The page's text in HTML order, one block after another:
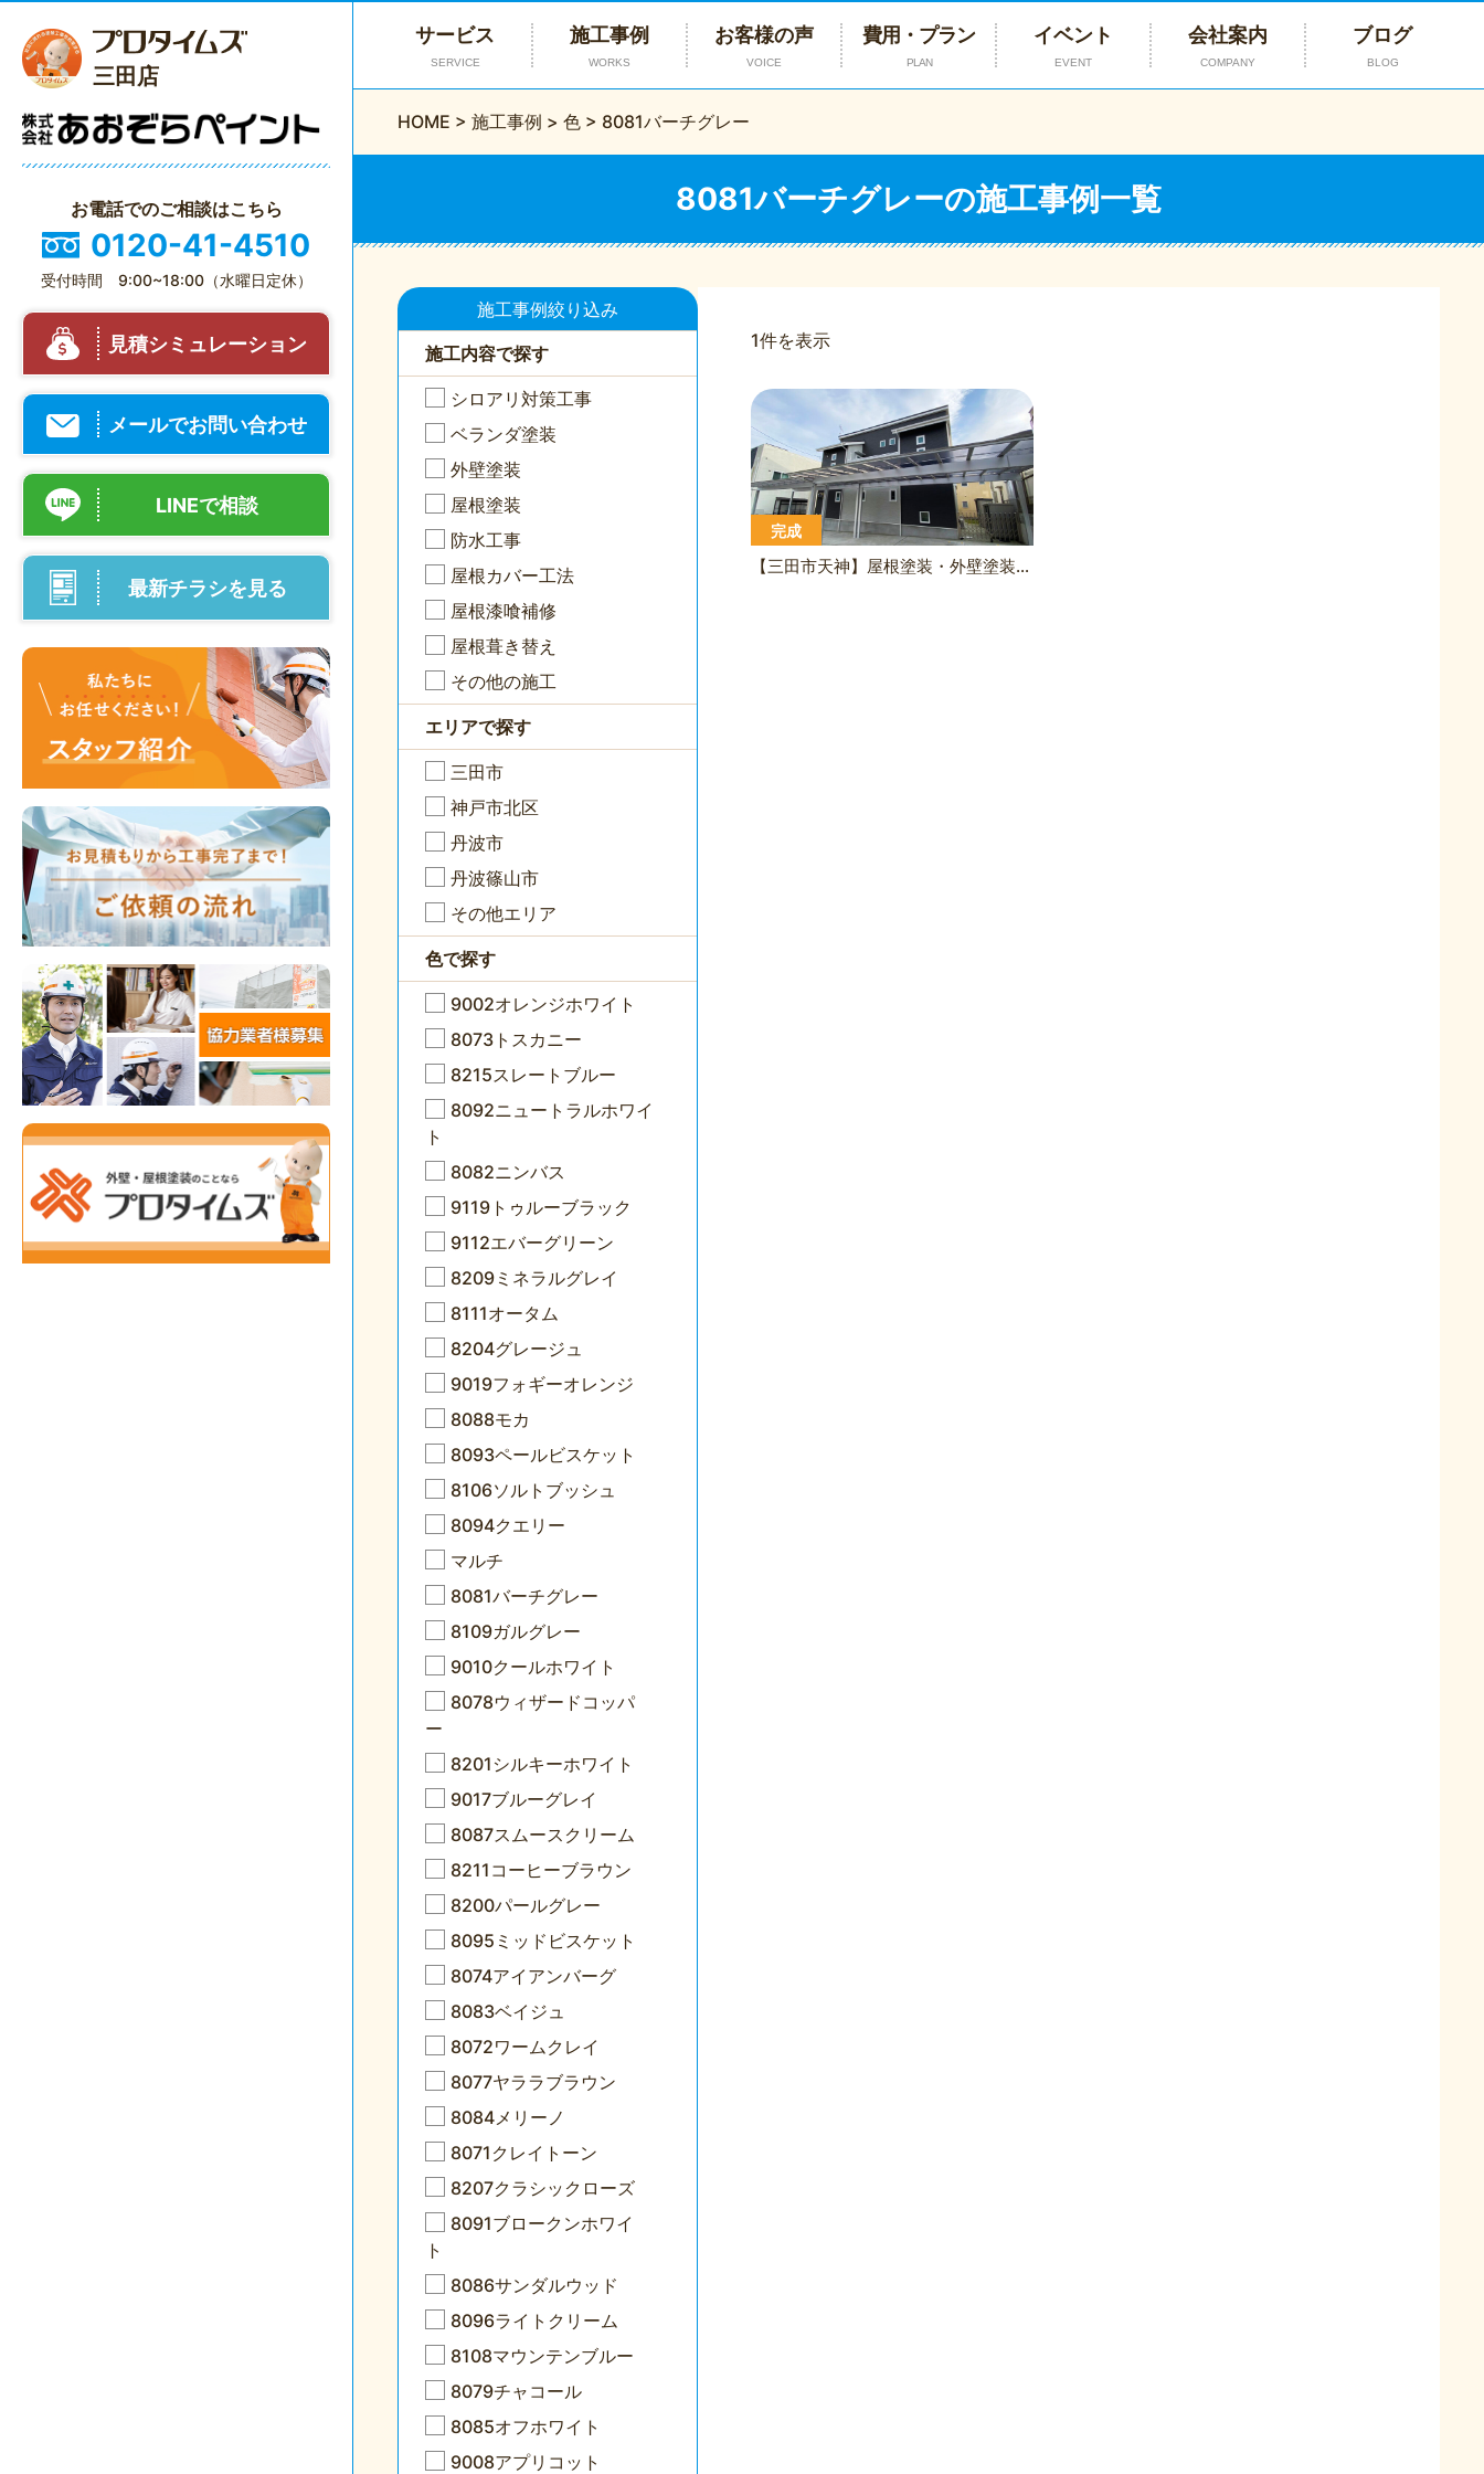
三田店
お電話でのご相談はこちら
0120-41-4510
受付時間 9:00~18:00（水曜日定休）
見積シミュレーション
メールでお問い合わせ
LINEで相談
最新チラシを見る
サービス
SERVICE
施工事例
WORKS
お客様の声
VOICE
費用・プラン
PLAN
イベント
EVENT
会社案内
COMPANY
ブログ
BLOG
HOME > 施工事例 > 色 > 8081バーチグレー
8081バーチグレーの施工事例一覧
施工事例絞り込み
施工内容で探す
シロアリ対策工事
ベランダ塗装
外壁塗装
屋根塗装
防水工事
屋根カバー工法
屋根漆喰補修
屋根葺き替え
その他の施工
エリアで探す
三田市
神戸市北区
丹波市
丹波篠山市
その他エリア
色で探す
9002オレンジホワイト
8073トスカニー
8215スレートブルー
8092ニュートラルホワイ
ト
8082ニンバス
9119トゥルーブラック
9112エバーグリーン
8209ミネラルグレイ
8111オータム
8204グレージュ
9019フォギーオレンジ
8088モカ
8093ペールビスケット
8106ソルトブッシュ
8094クエリー
マルチ
8081バーチグレー
8109ガルグレー
9010クールホワイト
8078ウィザードコッパ
ー
8201シルキーホワイト
9017ブルーグレイ
8087スムースクリーム
8211コーヒーブラウン
8200パールグレー
8095ミッドビスケット
8074アイアンバーグ
8083ベイジュ
8072ワームクレイ
8077ヤララブラウン
8084メリーノ
8071クレイトーン
8207クラシックローズ
8091ブロークンホワイ
ト
8086サンダルウッド
8096ライトクリーム
8108マウンテンブルー
8079チャコール
8085オフホワイト
9008アプリコット
1件を表示
完成
【三田市天神】屋根塗装・外壁塗装工事（F様邸）